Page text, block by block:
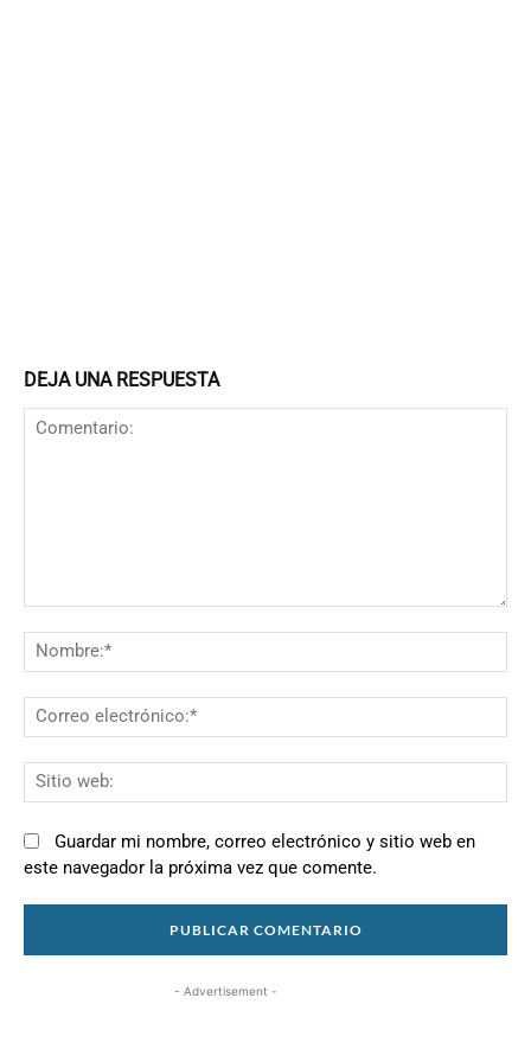
DEJA UNA RESPUESTA
Guardar mi nombre, correo electrónico y sitio web en
este navegador la próxima vez que comente.
- Advertisement -